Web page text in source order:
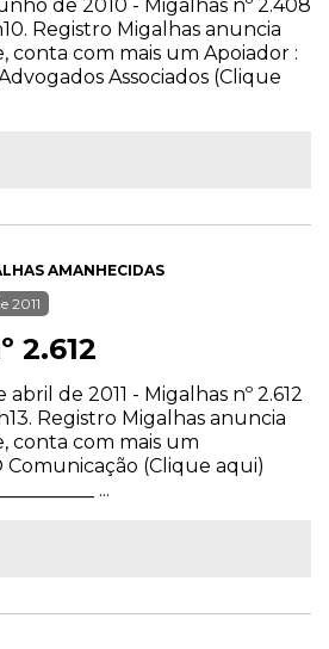
de 2010 - Migalhas nº 2.408
Registro Migalhas anuncia
conta com mais um Apoiador :
Associados (Clique
AMANHECIDAS
2011
2.612
de 2011 - Migalhas nº 2.612
Registro Migalhas anuncia
conta com mais um
Comunicação (Clique aqui)
...